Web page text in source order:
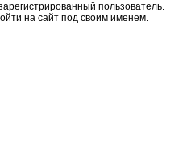
пользователь.
на сайт под своим именем.